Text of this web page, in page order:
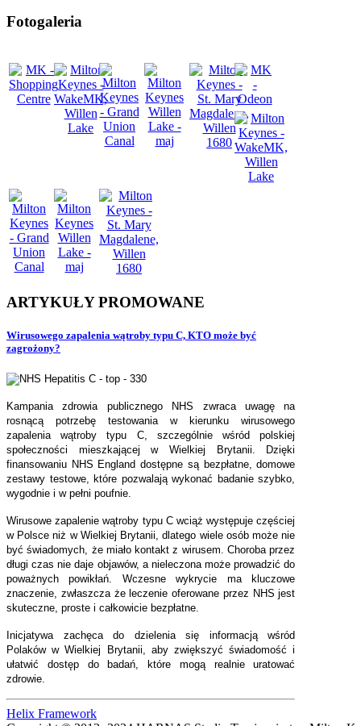
Fotogaleria
ARTYKUŁYPROMOWANE
Wirusowego zapalenia wątroby typu C, KTO może być
zagrożony?
Kampania zdrowia publicznego NHS zwraca uwagę na
rosnącą potrzebę testowania w kierunku wirusowego
zapalenia wątroby typu C, szczególnie wśród polskiej
społeczności mieszkającej w Wielkiej Brytanii. Dzięki
finansowaniu NHS England dostępne są bezpłatne, domowe
zestawy testowe, które pozwalają wykonać badanie szybko,
wygodnie i w pełni poufnie.
Wirusowe zapalenie wątroby typu C wciąż występuje częściej
w Polsce niż w Wielkiej Brytanii, dlatego wiele osób może nie
być świadomych, że miało kontakt z wirusem. Choroba przez
długi czas nie daje objawów, a nieleczona może prowadzić do
poważnych powikłań. Wczesne wykrycie ma kluczowe
znaczenie, zwłaszcza że leczenie oferowane przez NHS jest
skuteczne, proste i całkowicie bezpłatne.
Inicjatywa zachęca do dzielenia się informacją wśród
Polaków w Wielkiej Brytanii, aby zwiększyć świadomość i
ułatwić dostęp do badań, które mogą realnie uratować
zdrowie.
Helix Framework